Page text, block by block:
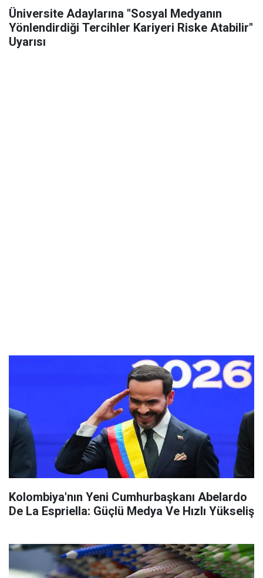
Üniversite Adaylarına "Sosyal Medyanın
Yönlendirdiği Tercihler Kariyeri Riske Atabilir"
Uyarısı
Kolombiya'nın Yeni Cumhurbaşkanı Abelardo
De La Espriella: Güçlü Medya Ve Hızlı Yükseliş